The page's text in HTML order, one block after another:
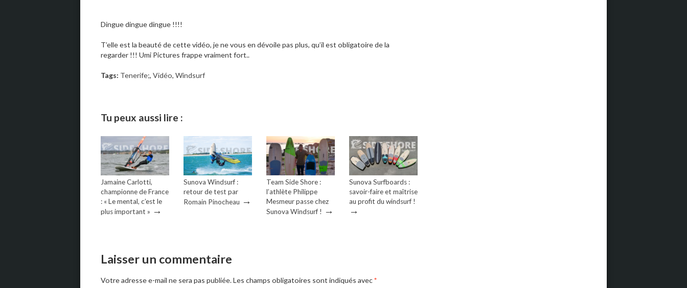
Dingue dingue dingue !!!!
T’elle est la beauté de cette vidéo, je ne vous en dévoile pas plus, qu’il est obligatoire de la
regarder !!! Umi Pictures frappe vraiment fort..
Tags: Tenerife;, Vidéo, Windsurf
Tu peux aussi lire :
Jamaine Carlotti,
championne de France
: « Le mental, c’est le
plus important » →
Sunova Windsurf :
retour de test par
Romain Pinocheau →
Team Side Shore :
l’athlète Philippe
Mesmeur passe chez
Sunova Windsurf ! →
Sunova Surfboards :
savoir-faire et maîtrise
au profit du windsurf !
→
Laisser un commentaire
Votre adresse e-mail ne sera pas publiée.Les champs obligatoires sont indiqués avec*